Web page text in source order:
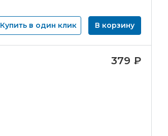
Купить в один клик В корзину
379 ₽